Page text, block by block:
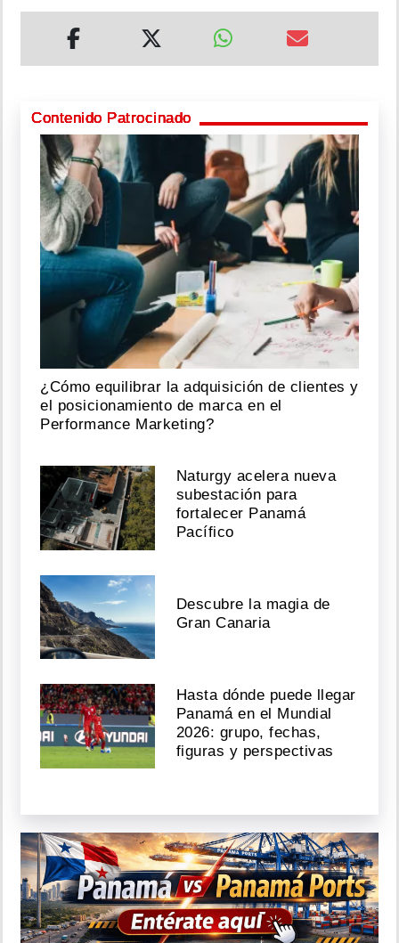
Contenido Patrocinado
¿Cómo equilibrar la adquisición de clientes y
el posicionamiento de marca en el
Performance Marketing?
Naturgy acelera nueva
subestación para
fortalecer Panamá
Pacífico
Descubre la magia de
Gran Canaria
Hasta dónde puede llegar
Panamá en el Mundial
2026: grupo, fechas,
figuras y perspectivas